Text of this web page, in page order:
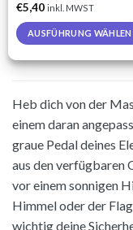
€5,40 inkl. MWST
AUSFÜHRUNG WÄHLEN
product
multiple
variants.
options
may
be
chosen
on
Heb dich von der
einem daran
graue Pedal deines
aus den verfügbaren
vor einem sonnigen
Himmel oder der
wichtig deine